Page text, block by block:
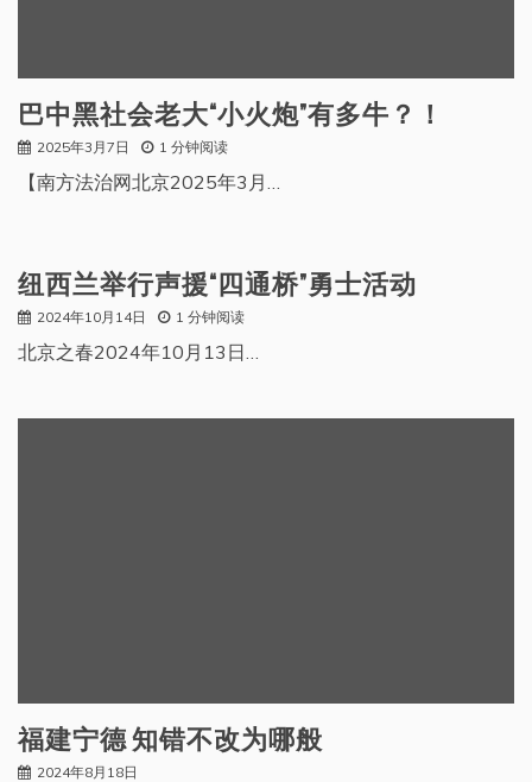
巴中黑社会老大“小火炮”有多牛？！
2025年3月7日 1 分钟阅读
【南方法治网北京2025年3月…
纽西兰举行声援“四通桥”勇士活动
2024年10月14日 1 分钟阅读
北京之春2024年10月13日…
福建宁德 知错不改为哪般
2024年8月18日